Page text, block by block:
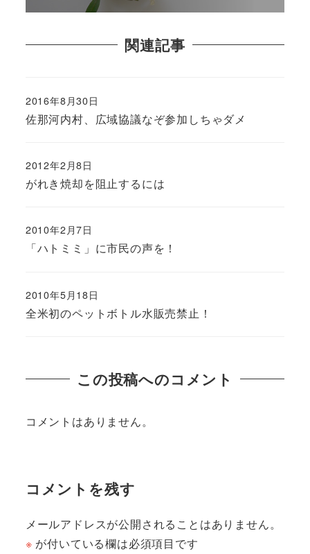
関連記事
佐那河内村、広域協議なぞ参加しちゃダメ
2016年8月30日
がれき焼却を阻止するには
2012年2月8日
「ハトミミ」に市民の声を！
2010年2月7日
全米初のペットボトル水販売禁止！
2010年5月18日
この投稿へのコメント
コメントはありません。
コメントを残す
メールアドレスが公開されることはありません。
※ が付いている欄は必須項目です